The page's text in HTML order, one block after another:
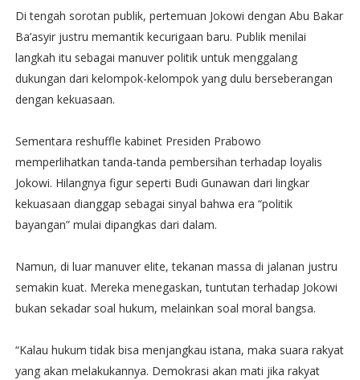
Di tengah sorotan publik, pertemuan Jokowi dengan Abu Bakar
Ba’asyir justru memantik kecurigaan baru. Publik menilai
langkah itu sebagai manuver politik untuk menggalang
dukungan dari kelompok-kelompok yang dulu berseberangan
dengan kekuasaan.
Sementara reshuffle kabinet Presiden Prabowo
memperlihatkan tanda-tanda pembersihan terhadap loyalis
Jokowi. Hilangnya figur seperti Budi Gunawan dari lingkar
kekuasaan dianggap sebagai sinyal bahwa era “politik
bayangan” mulai dipangkas dari dalam.
Namun, di luar manuver elite, tekanan massa di jalanan justru
semakin kuat. Mereka menegaskan, tuntutan terhadap Jokowi
bukan sekadar soal hukum, melainkan soal moral bangsa.
“Kalau hukum tidak bisa menjangkau istana, maka suara rakyat
yang akan melakukannya. Demokrasi akan mati jika rakyat